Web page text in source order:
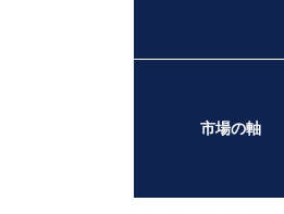
市場の軸